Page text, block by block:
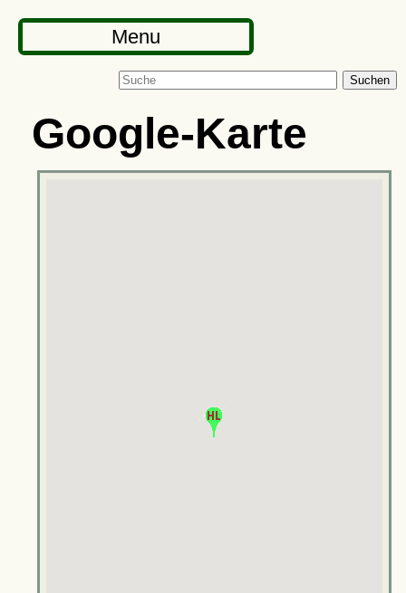
Menu
Suchen
Google-Karte